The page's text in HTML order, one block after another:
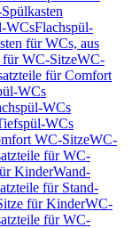
WCsFlachspül-
für WCs, aus
für WC-SitzeWC-
für Comfort
WCs
WCs
WCs
WC-SitzeWC-
für WC-
KinderWand-
für Stand-
für KinderWC-
für WC-